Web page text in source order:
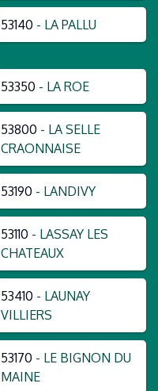
53140 - LA PALLU
53350 - LA ROE
53800 - LA SELLE
CRAONNAISE
53190 - LANDIVY
53110 - LASSAY LES
CHATEAUX
53410 - LAUNAY
VILLIERS
53170 - LE BIGNON DU
MAINE